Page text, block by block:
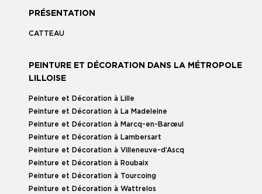
PRÉSENTATION
CATTEAU
PEINTURE ET DÉCORATION DANS LA MÉTROPOLE
LILLOISE
Peinture et Décoration à Lille
Peinture et Décoration à La Madeleine
Peinture et Décoration à Marcq-en-Barœul
Peinture et Décoration à Lambersart
Peinture et Décoration à Villeneuve-d’Ascq
Peinture et Décoration à Roubaix
Peinture et Décoration à Tourcoing
Peinture et Décoration à Wattrelos